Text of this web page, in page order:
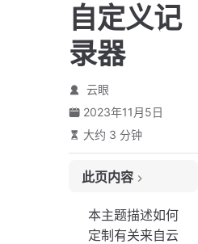
自定义记
录器
云眼
2023年11月5日
大约 3 分钟
此页内容
本主题描述如何
定制有关来自云